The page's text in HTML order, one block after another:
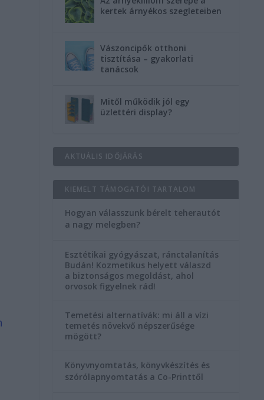
kertek árnyékos szegleteiben
Vászoncipők otthoni
tisztítása – gyakorlati
tanácsok
Mitől működik jól egy
üzlettéri display?
AKTUÁLIS IDŐJÁRÁS
KIEMELT TÁMOGATÓI TARTALOM
Hogyan válasszunk bérelt teherautót
a nagy melegben?
Esztétikai gyógyászat, ránctalanítás
Budán! Kozmetikus helyett válaszd
a biztonságos megoldást, ahol
orvosok figyelnek rád!
Temetési alternatívák: mi áll a vízi
temetés növekvő népszerűsége
mögött?
Könyvnyomtatás, könyvkészítés és
szórólapnyomtatás a Co-Printtől